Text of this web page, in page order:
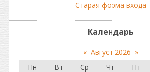
Старая форма входа
Календарь
« Август 2026 »
Пн
Вт Ср Чт Пт